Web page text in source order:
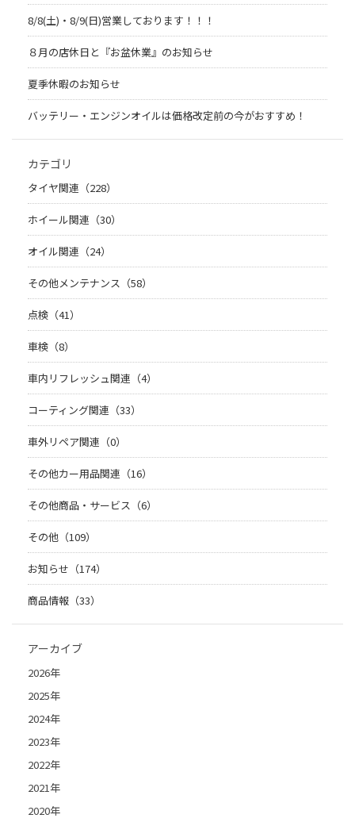
8/8(土)・8/9(日)営業しております！！！
８月の店休日と『お盆休業』のお知らせ
夏季休暇のお知らせ
バッテリー・エンジンオイルは価格改定前の今がおすすめ！
カテゴリ
タイヤ関連（228）
ホイール関連（30）
オイル関連（24）
その他メンテナンス（58）
点検（41）
車検（8）
車内リフレッシュ関連（4）
コーティング関連（33）
車外リペア関連（0）
その他カー用品関連（16）
その他商品・サービス（6）
その他（109）
お知らせ（174）
商品情報（33）
アーカイブ
2026年
2025年
2024年
2023年
2022年
2021年
2020年